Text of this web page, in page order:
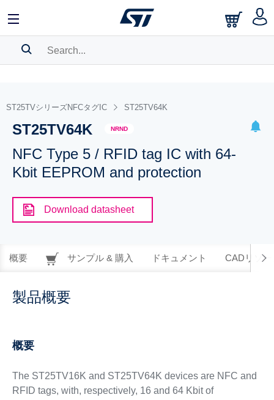
BOOKMARK
Pleaselog into show your saved searches.
ST25TVシリーズNFCタグIC ST25TV64K
ST25TV64K NRND
NFC Type 5 / RFID tag IC with 64-
Kbit EEPROM and protection
Download datasheet
概要 サンプル & 購入 ドキュメント CADリソー
製品概要
概要
The ST25TV16K and ST25TV64K devices are NFC and
RFID tags, with, respectively, 16 and 64 Kbit of